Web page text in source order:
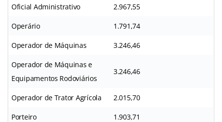
Oficial Administrativo 2.967,55
Operário 1.791,74
Operador de Máquinas 3.246,46
Operador de Máquinas e
Equipamentos Rodoviários
3.246,46
Operador de Trator Agrícola 2.015,70
Porteiro 1.903,71